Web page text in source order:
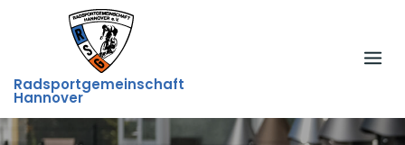
Radsportgemeinschaft
Hannover